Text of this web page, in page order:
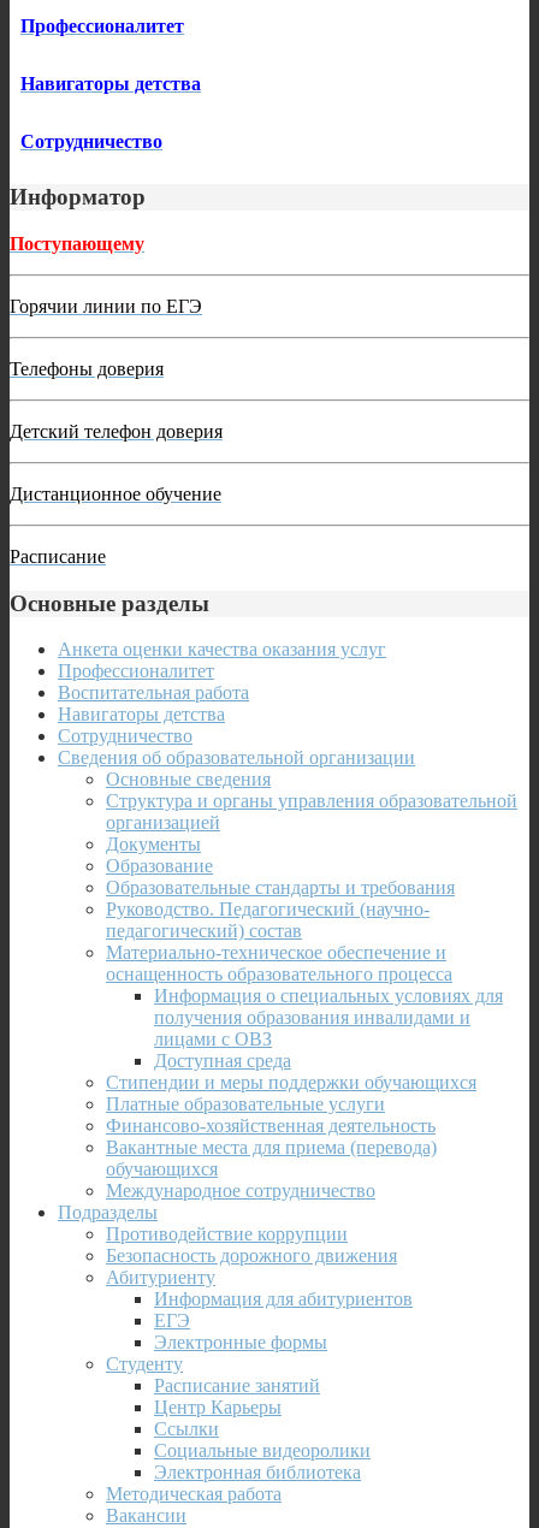
Профессионалитет
Навигаторы детства
Сотрудничество
Информатор
Поступающему
Горячии линии по ЕГЭ
Телефоны доверия
Детский телефон доверия
Дистанционное обучение
Расписание
Основные разделы
Анкета оценки качества оказания услуг
Профессионалитет
Воспитательная работа
Навигаторы детства
Сотрудничество
Сведения об образовательной организации
Основные сведения
Структура и органы управления образовательной
организацией
Документы
Образование
Образовательные стандарты и требования
Руководство. Педагогический (научно-
педагогический) состав
Материально-техническое обеспечение и
оснащенность образовательного процесса
Информация о специальных условиях для
получения образования инвалидами и
лицами с ОВЗ
Доступная среда
Стипендии и меры поддержки обучающихся
Платные образовательные услуги
Финансово-хозяйственная деятельность
Вакантные места для приема (перевода)
обучающихся
Международное сотрудничество
Подразделы
Противодействие коррупции
Безопасность дорожного движения
Абитуриенту
Информация для абитуриентов
ЕГЭ
Электронные формы
Студенту
Расписание занятий
Центр Карьеры
Ссылки
Социальные видеоролики
Электронная библиотека
Методическая работа
Вакансии